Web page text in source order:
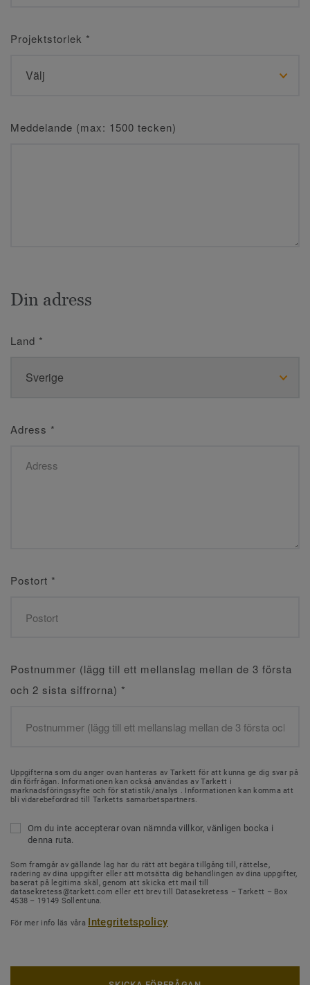
Projektstorlek *
Meddelande (max: 1500 tecken)
Din adress
Land *
Adress *
Postort *
Postnummer (lägg till ett mellanslag mellan de 3 första
och 2 sista siffrorna) *
Uppgifterna som du anger ovan hanteras av Tarkett för att kunna ge dig svar på
din förfrågan. Informationen kan också användas av Tarkett i
marknadsföringssyfte och för statistik/analys . Informationen kan komma att
bli vidarebefordrad till Tarketts samarbetspartners.
Om du inte accepterar ovan nämnda villkor, vänligen bocka i
denna ruta.
Som framgår av gällande lag har du rätt att begära tillgång till, rättelse,
radering av dina uppgifter eller att motsätta dig behandlingen av dina uppgifter,
baserat på legitima skäl, genom att skicka ett mail till
datasekretess@tarkett.com eller ett brev till Datasekretess – Tarkett – Box
4538 – 19149 Sollentuna.
För mer info läs våra Integritetspolicy